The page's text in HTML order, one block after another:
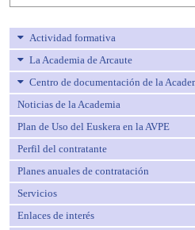
Actividad formativa
La Academia de Arcaute
Centro de documentación de la
Noticias de la Academia
Plan de Uso del Euskera en la AVPE
Perfil del contratante
Planes anuales de contratación
Servicios
Enlaces de interés